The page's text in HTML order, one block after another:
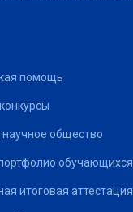
помощь
общество
обучающихся
итоговая аттестация